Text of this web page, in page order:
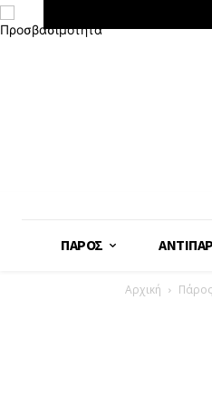
ΠΆΡΟΣ
Αρχική Πάρος